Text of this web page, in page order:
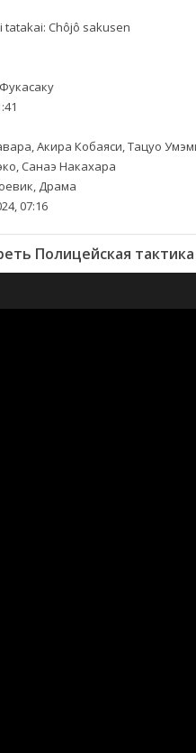
tatakai: Chôjô sakusen
Акира Кобаяси, Тацуо
Санаэ Накахара
Драма
07:16
Полицейская